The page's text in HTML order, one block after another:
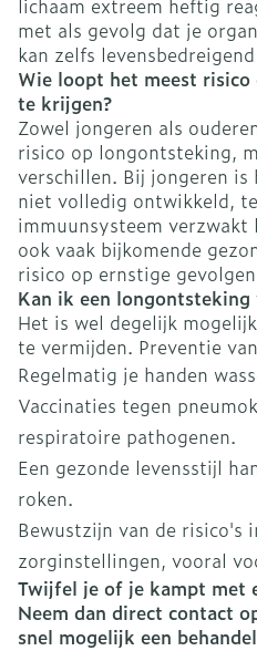
lichaam extreem heftig
met als gevolg dat je
kan zelfs
Wie loopt het meest
te krijgen?
Zowel jongeren als
risico op longontsteking,
verschillen. Bij jongeren
niet volledig ontwikkeld,
immuunsysteem verzwakt
ook vaak bijkomende
risico op ernstige
Kan ik een longontsteking
Het is wel degelijk
te vermijden. Preventie
Regelmatig je handen
Vaccinaties tegen
respiratoire pathogenen.
Een gezonde levensstijl
roken.
Bewustzijn van de risico's
zorginstellingen, vooral
Twijfel je of je kampt met
Neem dan direct contact
snel mogelijk een